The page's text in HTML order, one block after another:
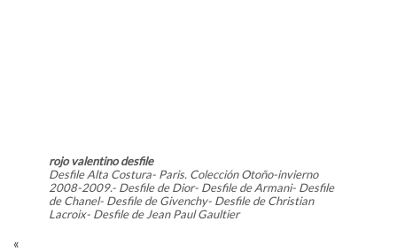
rojo valentino desfile
Desfile Alta Costura- Paris. Colección Otoño-invierno
2008-2009.- Desfile de Dior- Desfile de Armani- Desfile
de Chanel- Desfile de Givenchy- Desfile de Christian
Lacroix- Desfile de Jean Paul Gaultier
«